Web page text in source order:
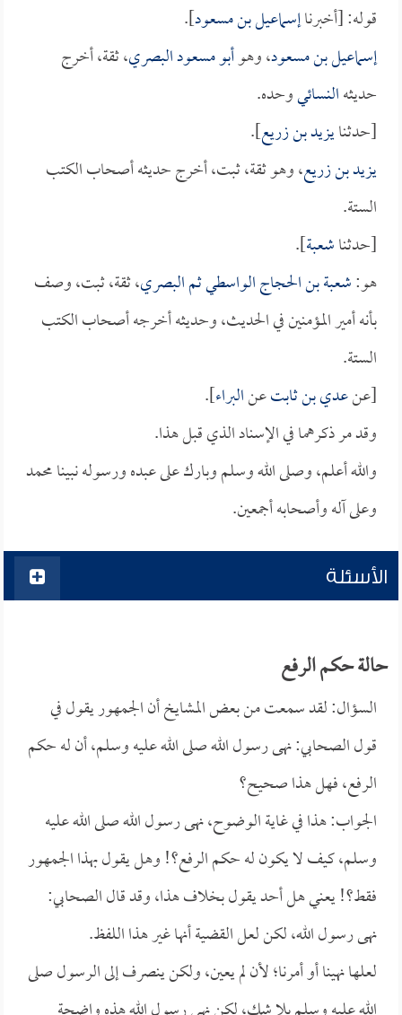
قوله: [أخبرناإسماعيل بن مسعود].
إسماعيل بن مسعود، وهوأبو مسعود البصري، ثقة، أخرج
حديثهالنسائيوحده.
[حدثنايزيد بن زريع].
يزيد بن زريع، وهو ثقة، ثبت، أخرج حديثه أصحاب الكتب
الستة.
[حدثناشعبة].
هو:شعبة بن الحجاج الواسطي ثم البصري، ثقة، ثبت، وصف
بأنه أمير المؤمنين في الحديث، وحديثه أخرجه أصحاب الكتب
الستة.
[عنعدي بن ثابتعنالبراء].
وقد مر ذكرهما في الإسناد الذي قبل هذا.
والله أعلم، وصلى الله وسلم وبارك على عبده ورسوله نبينا محمد
وعلى آله وأصحابه أجمعين.
الأسئلة
حالة حكم الرفع
السؤال: لقد سمعت من بعض المشايخ أن الجمهور يقول في
قول الصحابي: نهى رسول الله صلى الله عليه وسلم، أن له حكم
الرفع، فهل هذا صحيح؟
الجواب: هذا في غاية الوضوح، نهى رسول الله صلى الله عليه
وسلم، كيف لا يكون له حكم الرفع؟! وهل يقول بهذا الجمهور
فقط؟! يعني هل أحد يقول بخلاف هذا، وقد قال الصحابي:
نهى رسول الله، لكن لعل القضية أنها غير هذا اللفظ.
لعلها نهينا أو أمرنا؛ لأن لم يعين، ولكن ينصرف إلى الرسول صلى